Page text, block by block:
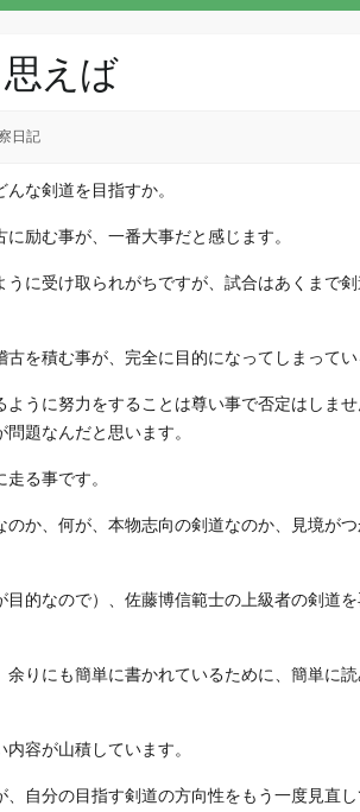
えば
日記
な剣道を目指すか。
励む事が、一番大事だと感じます。
に受け取られがちですが、試合はあくまで
を積む事が、完全に目的になってしまってい
うに努力をすることは尊い事で否定はしま
題なんだと思います。
る事です。
か、何が、本物志向の剣道なのか、見境が
的なので）、佐藤博信範士の上級者の剣道
りにも簡単に書かれているために、簡単に
容が山積しています。
自分の目指す剣道の方向性をもう一度見直し